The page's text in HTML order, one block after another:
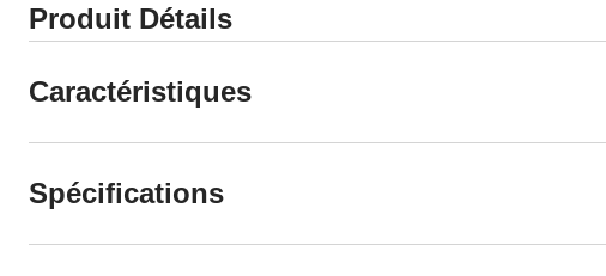
Produit Détails
Caractéristiques
Spécifications